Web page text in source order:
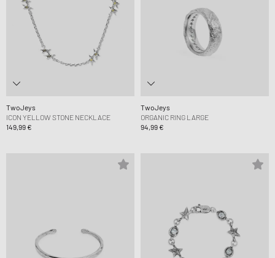
TwoJeys
ICON YELLOW STONE NECKLACE
149,99 €
TwoJeys
ORGANIC RING LARGE
94,99 €